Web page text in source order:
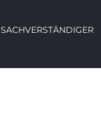
SACHVERSTÄNDIGER